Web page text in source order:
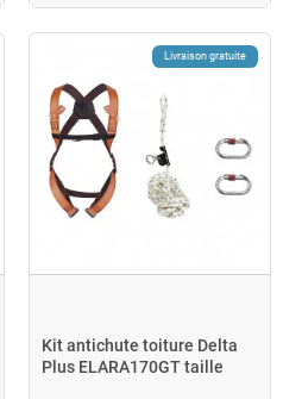
Livraison gratuite
Kit antichute toiture Delta
Plus ELARA170GT taille